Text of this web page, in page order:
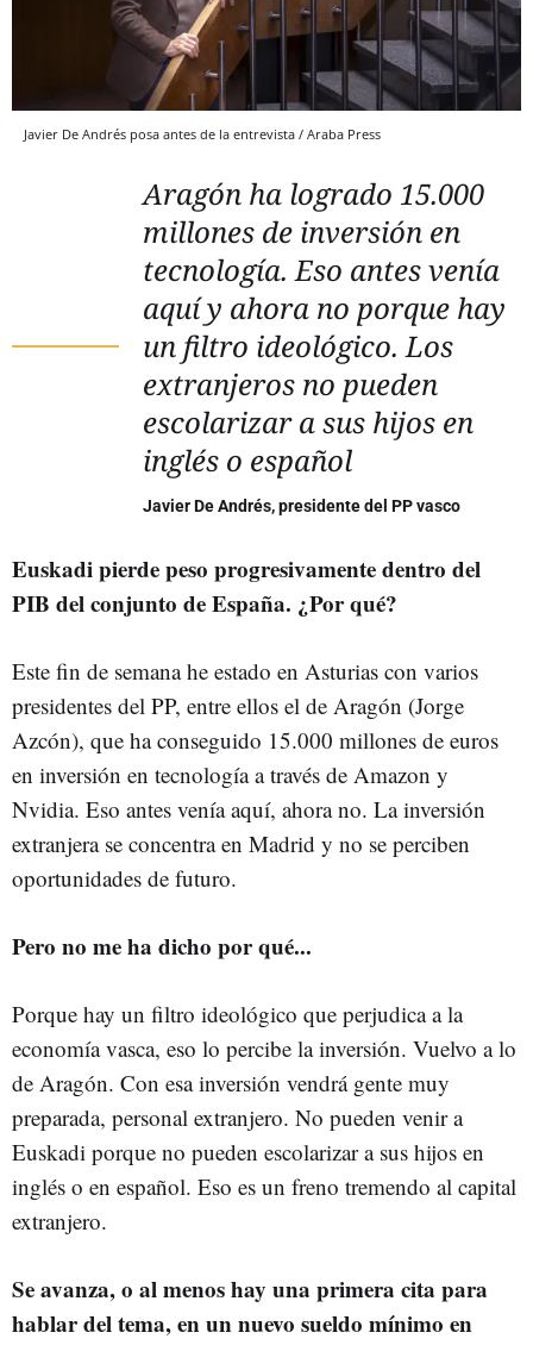
Javier De Andrés posa antes de la entrevista / Araba Press
Aragón ha logrado 15.000
millones de inversión en
tecnología. Eso antes venía
aquí y ahora no porque hay
un filtro ideológico. Los
extranjeros no pueden
escolarizar a sus hijos en
inglés o español
Javier De Andrés, presidente del PP vasco
Euskadi pierde peso progresivamente dentro del
PIB del conjunto de España. ¿Por qué?
Este fin de semana he estado en Asturias con varios
presidentes del PP, entre ellos el de Aragón (Jorge
Azcón), que ha conseguido 15.000 millones de euros
en inversión en tecnología a través de Amazon y
Nvidia. Eso antes venía aquí, ahora no. La inversión
extranjera se concentra en Madrid y no se perciben
oportunidades de futuro.
Pero no me ha dicho por qué...
Porque hay un filtro ideológico que perjudica a la
economía vasca, eso lo percibe la inversión. Vuelvo a lo
de Aragón. Con esa inversión vendrá gente muy
preparada, personal extranjero. No pueden venir a
Euskadi porque no pueden escolarizar a sus hijos en
inglés o en español. Eso es un freno tremendo al capital
extranjero.
Se avanza, o al menos hay una primera cita para
hablar del tema, en un nuevo sueldo mínimo en